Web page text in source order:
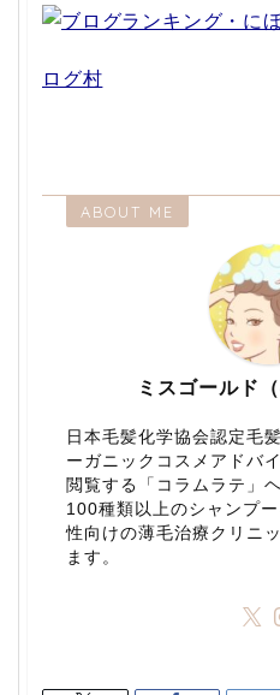
ログ村
ABOUT ME
ミスゴールド
日本毛髪化学協会認定毛
ーガニックコスメアドバ
閲覧する「コラムラテ」
100種類以上のシャンプ
性向けの薄毛治療クリニ
ます。